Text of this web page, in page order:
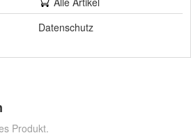
Datenschutz
Produkt.